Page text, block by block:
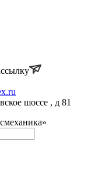
шоссе , д 81